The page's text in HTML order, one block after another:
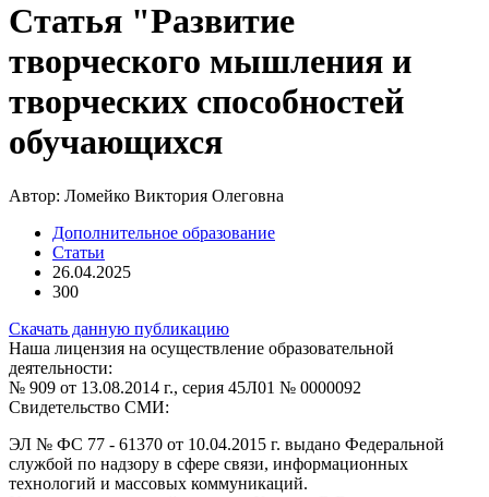
Статья "Развитие
творческого мышления и
творческих способностей
обучающихся
Автор: Ломейко Виктория Олеговна
Дополнительное образование
Статьи
26.04.2025
300
Скачать данную публикацию
Наша лицензия на осуществление образовательной
деятельности:
№ 909 от 13.08.2014 г., серия 45Л01 № 0000092
Свидетельство СМИ:
ЭЛ № ФС 77 - 61370 от 10.04.2015 г. выдано Федеральной
службой по надзору в сфере связи, информационных
технологий и массовых коммуникаций.